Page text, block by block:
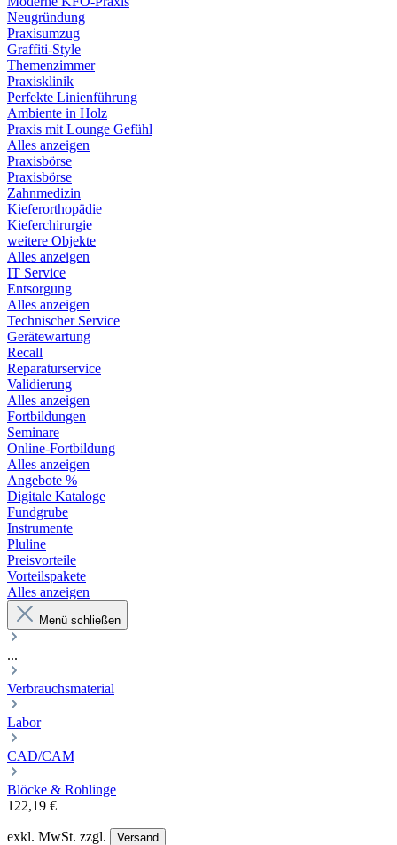
Neugründung
Praxisumzug
Graffiti-Style
Themenzimmer
Praxisklinik
Perfekte Linienführung
Ambiente in Holz
Praxis mit Lounge Gefühl
Alles anzeigen
Praxisbörse
Praxisbörse
Zahnmedizin
Kieferorthopädie
Kieferchirurgie
weitere Objekte
Alles anzeigen
IT Service
Entsorgung
Alles anzeigen
Technischer Service
Gerätewartung
Recall
Reparaturservice
Validierung
Alles anzeigen
Fortbildungen
Seminare
Online-Fortbildung
Alles anzeigen
Angebote %
Digitale Kataloge
Fundgrube
Instrumente
Pluline
Preisvorteile
Vorteilspakete
Alles anzeigen
Menü schließen
...
Verbrauchsmaterial
Labor
CAD/CAM
Blöcke & Rohlinge
122,19 €
exkl. MwSt. zzgl. Versand